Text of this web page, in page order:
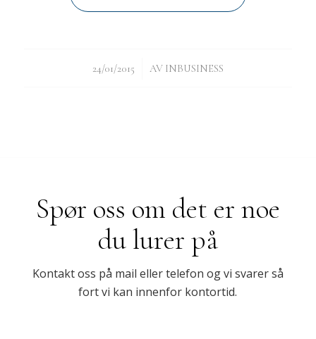
24/01/2015
/ AV INBUSINESS
Spør oss om det er noe
du lurer på
Kontakt oss på mail eller telefon og vi svarer så
fort vi kan innenfor kontortid.